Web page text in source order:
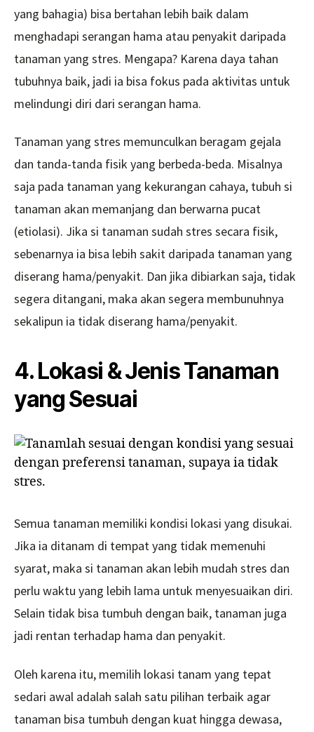
yang bahagia) bisa bertahan lebih baik dalam
menghadapi serangan hama atau penyakit daripada
tanaman yang stres. Mengapa? Karena daya tahan
tubuhnya baik, jadi ia bisa fokus pada aktivitas untuk
melindungi diri dari serangan hama.
Tanaman yang stres memunculkan beragam gejala
dan tanda-tanda fisik yang berbeda-beda. Misalnya
saja pada tanaman yang kekurangan cahaya, tubuh si
tanaman akan memanjang dan berwarna pucat
(etiolasi). Jika si tanaman sudah stres secara fisik,
sebenarnya ia bisa lebih sakit daripada tanaman yang
diserang hama/penyakit. Dan jika dibiarkan saja, tidak
segera ditangani, maka akan segera membunuhnya
sekalipun ia tidak diserang hama/penyakit.
4. Lokasi & Jenis Tanaman
yang Sesuai
Semua tanaman memiliki kondisi lokasi yang disukai.
Jika ia ditanam di tempat yang tidak memenuhi
syarat, maka si tanaman akan lebih mudah stres dan
perlu waktu yang lebih lama untuk menyesuaikan diri.
Selain tidak bisa tumbuh dengan baik, tanaman juga
jadi rentan terhadap hama dan penyakit.
Oleh karena itu, memilih lokasi tanam yang tepat
sedari awal adalah salah satu pilihan terbaik agar
tanaman bisa tumbuh dengan kuat hingga dewasa,